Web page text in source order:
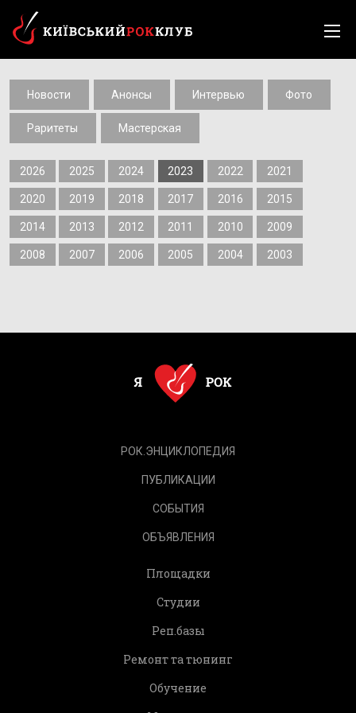
Новости Анонсы Интервью Фото
Раритеты Мастерская
2026 2025 2024 2023 2022 2021
2020 2019 2018 2017 2016 2015
2014 2013 2012 2011 2010 2009
2008 2007 2006 2005 2004 2003
РОК.ЭНЦИКЛОПЕДИЯ
ПУБЛИКАЦИИ
СОБЫТИЯ
ОБЪЯВЛЕНИЯ
Площадки
Студии
Реп.базы
Ремонт та тюнинг
Обучение